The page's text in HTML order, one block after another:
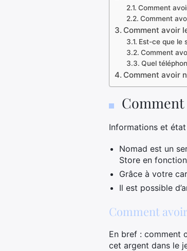
Comment
Comment
Comment avoir
Est-ce que le
Comment
Quel
Comment avoir
Informations et
Nomad est un
Store en
Grâce à votre
Il est possible
Comment
En bref : comment
cet argent dans le